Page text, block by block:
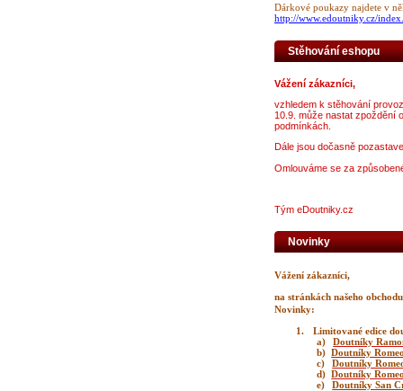
Dárkové poukazy najdete v
http://www.edoutniky.cz/
Stěhování eshopu
Vážení zákazníci,
vzhledem k stěhování
10.9. může nastat zpoždění
podmínkách.
Dále jsou dočasně
Omlouváme se za
Tým eDoutniky.cz
Novinky
Vážení zákazníci,
na stránkách našeho
Novinky:
1.
Limitované edice
a)
Doutníky
b) Doutníky
c)
Doutníky
d) Doutníky
e)
Doutníky San